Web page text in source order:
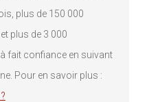
plus de 150 000
plus de 3 000
fait confiance en suivant
Pour en savoir plus :